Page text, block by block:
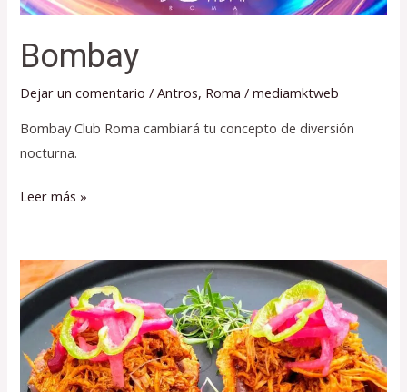
Bombay
Dejar un comentario /Antros, Roma /mediamktweb
Bombay Club Roma cambiará tu concepto de diversión
nocturna.
Leer más »
La
Jacinta